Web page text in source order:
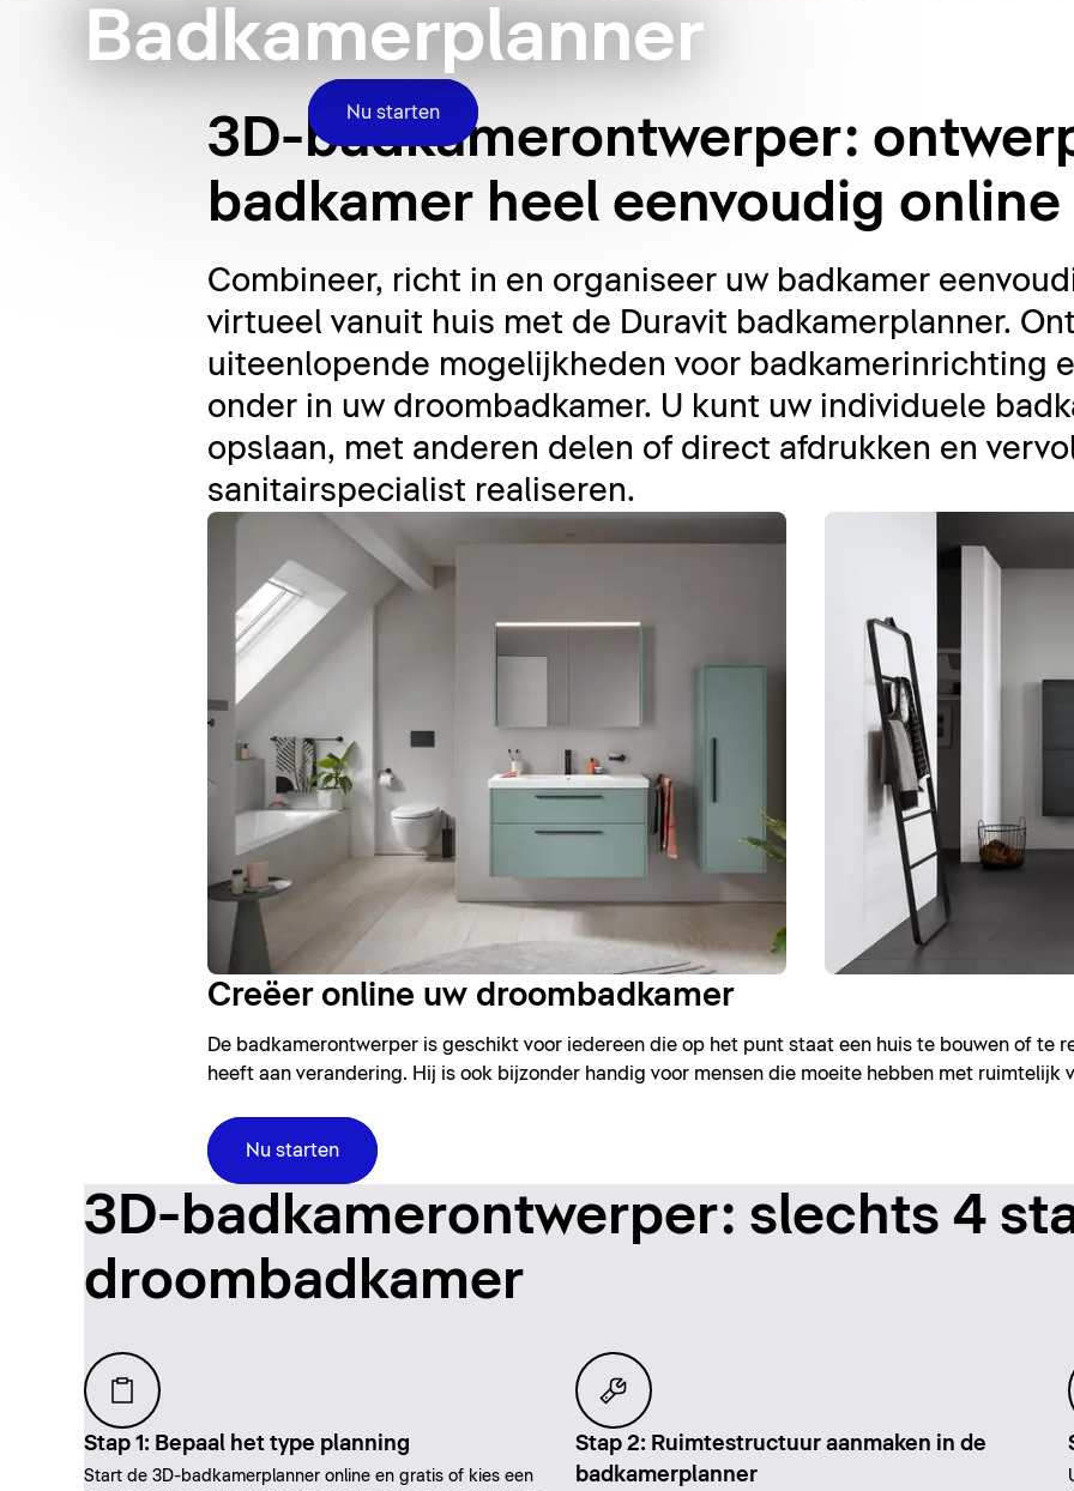
Badkamerplanner
Nu starten
3D-badkamerontwerper:
badkamer heel eenvoudig online
Combineer, richt in en organiseer uw badkamer
virtueel vanuit huis met de Duravit badkamerplanner.
uiteenlopende mogelijkheden voor badkamerinrichting
onder in uw droombadkamer. U kunt uw individuele
opslaan, met anderen delen of direct afdrukken en
sanitairspecialist realiseren.
Creëer online uw droombadkamer
De badkamerontwerper is geschikt voor iedereen die op het punt staat een huis te bouwen of te
heeft aan verandering. Hij is ook bijzonder handig voor mensen die moeite hebben met ruimtelijk
Nu starten
3D-badkamerontwerper: slechts 4
droombadkamer
Stap 1: Bepaal het type planning
Start de 3D-badkamerplanner online en gratis of kies een
Stap 2: Ruimtestructuur aanmaken in de
badkamerplanner